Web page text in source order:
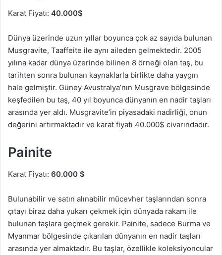
Karat Fiyatı: 40.000$
Dünya üzerinde uzun yıllar boyunca çok az sayıda bulunan
Musgravite, Taaffeite ile aynı aileden gelmektedir. 2005
yılına kadar dünya üzerinde bilinen 8 örneği olan taş, bu
tarihten sonra bulunan kaynaklarla birlikte daha yaygın
hale gelmiştir. Güney Avustralya’nın Musgrave bölgesinde
keşfedilen bu taş, 40 yıl boyunca dünyanın en nadir taşları
arasında yer aldı. Musgravite’in piyasadaki nadirliği, onun
değerini artırmaktadır ve karat fiyatı 40.000$ civarındadır.
Painite
Karat Fiyatı: 60.000 $
Bulunabilir ve satın alınabilir mücevher taşlarından sonra
çıtayı biraz daha yukarı çekmek için dünyada rakam ile
bulunan taşlara geçmek gerekir. Painite, sadece Burma ve
Myanmar bölgesinde çıkarılan dünyanın en nadir taşları
arasında yer almaktadır. Bu taşlar, özellikle koleksiyoncular